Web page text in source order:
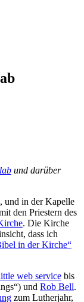
und darüber
und in der Kapelle
den Priestern des
. Die Kirche
dass ich
in der Kirche“
web service bis
und Rob Bell.
zum Lutherjahr,